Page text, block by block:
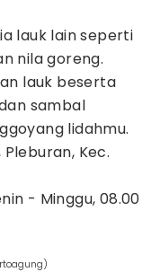
lauk lain seperti
nila goreng.
lauk beserta
sambal
lidahmu.
Pleburan, Kec.
- Minggu, 08.00